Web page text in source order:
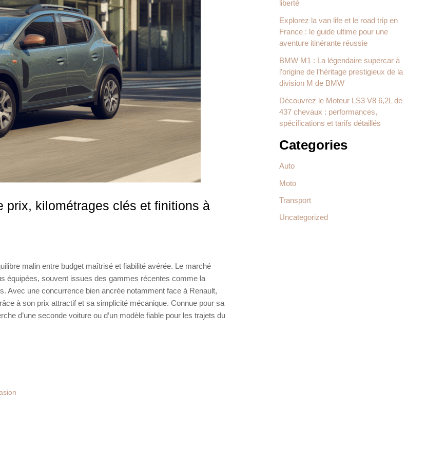
prix, kilométrages clés et finitions à
malin entre budget maîtrisé et fiabilité avérée. Le marché
équipées, souvent issues des gammes récentes comme la
Avec une concurrence bien ancrée notamment face à Renault,
à son prix attractif et sa simplicité mécanique. Connue pour sa
d’une seconde voiture ou d’un modèle fiable pour les trajets du
liberté
Explorez la van life et le road trip en
France : le guide ultime pour une
aventure itinérante réussie
BMW M1 : La légendaire supercar à
l’origine de l’héritage prestigieux de la
division M de BMW
Découvrez le Moteur LS3 V8 6,2L de
437 chevaux : performances,
spécifications et tarifs détaillés
Categories
Auto
Moto
Transport
Uncategorized